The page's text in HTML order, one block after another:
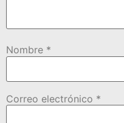
Nombre *
Correo electrónico *